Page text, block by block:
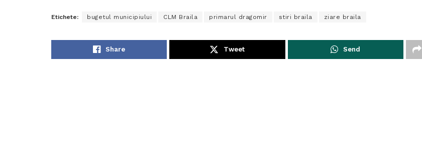
Etichete: bugetul municipiului CLM Braila primarul dragomir stiri braila ziare braila
Share Tweet Send